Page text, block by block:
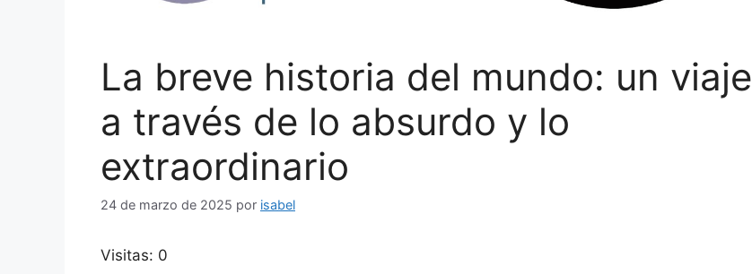
La breve historia del mundo: un viaje
a través de lo absurdo y lo
extraordinario
24 de marzo de 2025 por isabel
Visitas: 0